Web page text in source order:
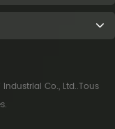
Co., Ltd..Tous